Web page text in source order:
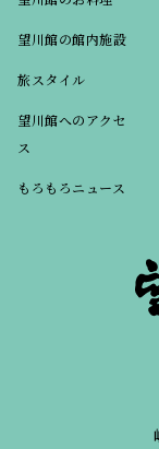
望川館の館内施設
旅スタイル
望川館へのアクセ
ス
もろもろニュース